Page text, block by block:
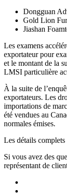
Dongguan
Gold Lion
Jiashan
Les examens
exportateur pour
et le montant de la
LMSI particulière
À la suite de
exportateurs. Les
importations de
été vendues au
normales émises.
Les détails
Si vous avez des
représentant de